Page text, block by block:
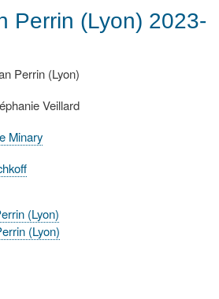
Perrin (Lyon) 2023-
Perrin (Lyon)
Veillard
Minary
(Lyon)
(Lyon)